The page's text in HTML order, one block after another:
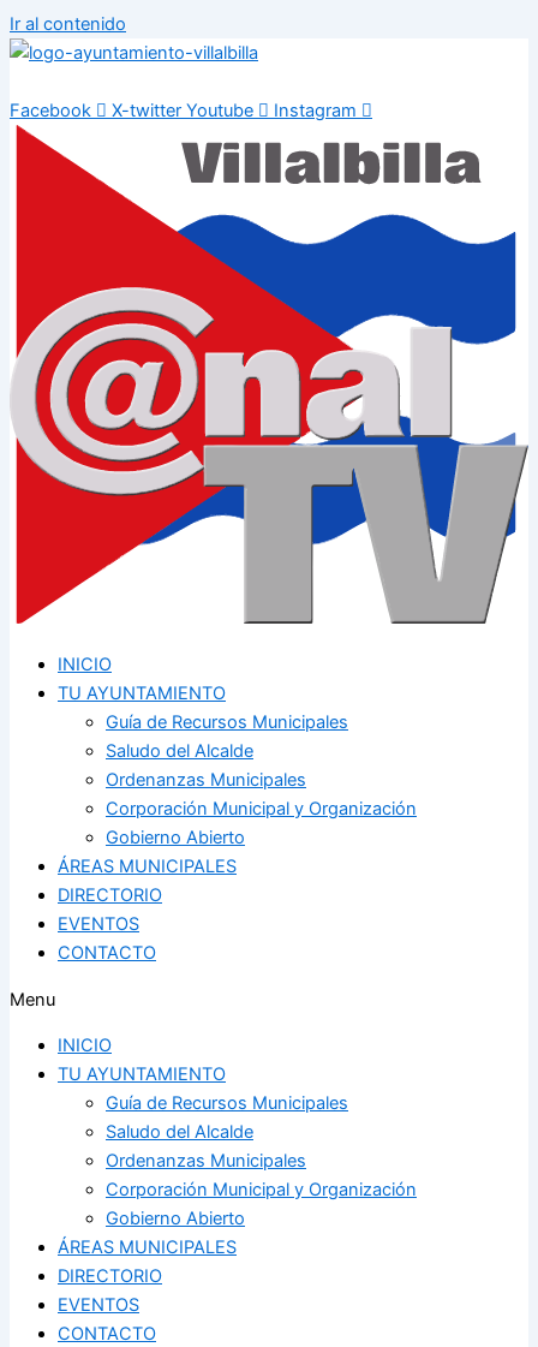
Ir al contenido
Facebook X-twitter Youtube Instagram
INICIO
TU AYUNTAMIENTO
Guía de Recursos Municipales
Saludo del Alcalde
Ordenanzas Municipales
Corporación Municipal y Organización
Gobierno Abierto
ÁREAS MUNICIPALES
DIRECTORIO
EVENTOS
CONTACTO
Menu
INICIO
TU AYUNTAMIENTO
Guía de Recursos Municipales
Saludo del Alcalde
Ordenanzas Municipales
Corporación Municipal y Organización
Gobierno Abierto
ÁREAS MUNICIPALES
DIRECTORIO
EVENTOS
CONTACTO